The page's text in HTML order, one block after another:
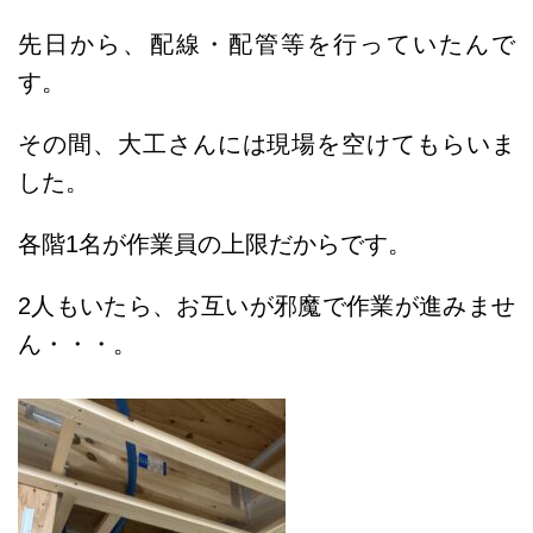
先日から、配線・配管等を行っていたんで
す。
その間、大工さんには現場を空けてもらいま
した。
各階1名が作業員の上限だからです。
2人もいたら、お互いが邪魔で作業が進みませ
ん・・・。